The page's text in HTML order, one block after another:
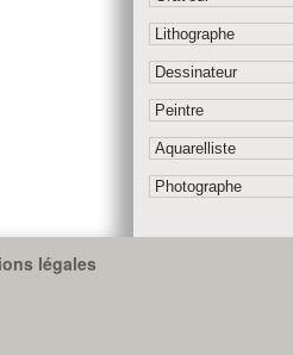
légales